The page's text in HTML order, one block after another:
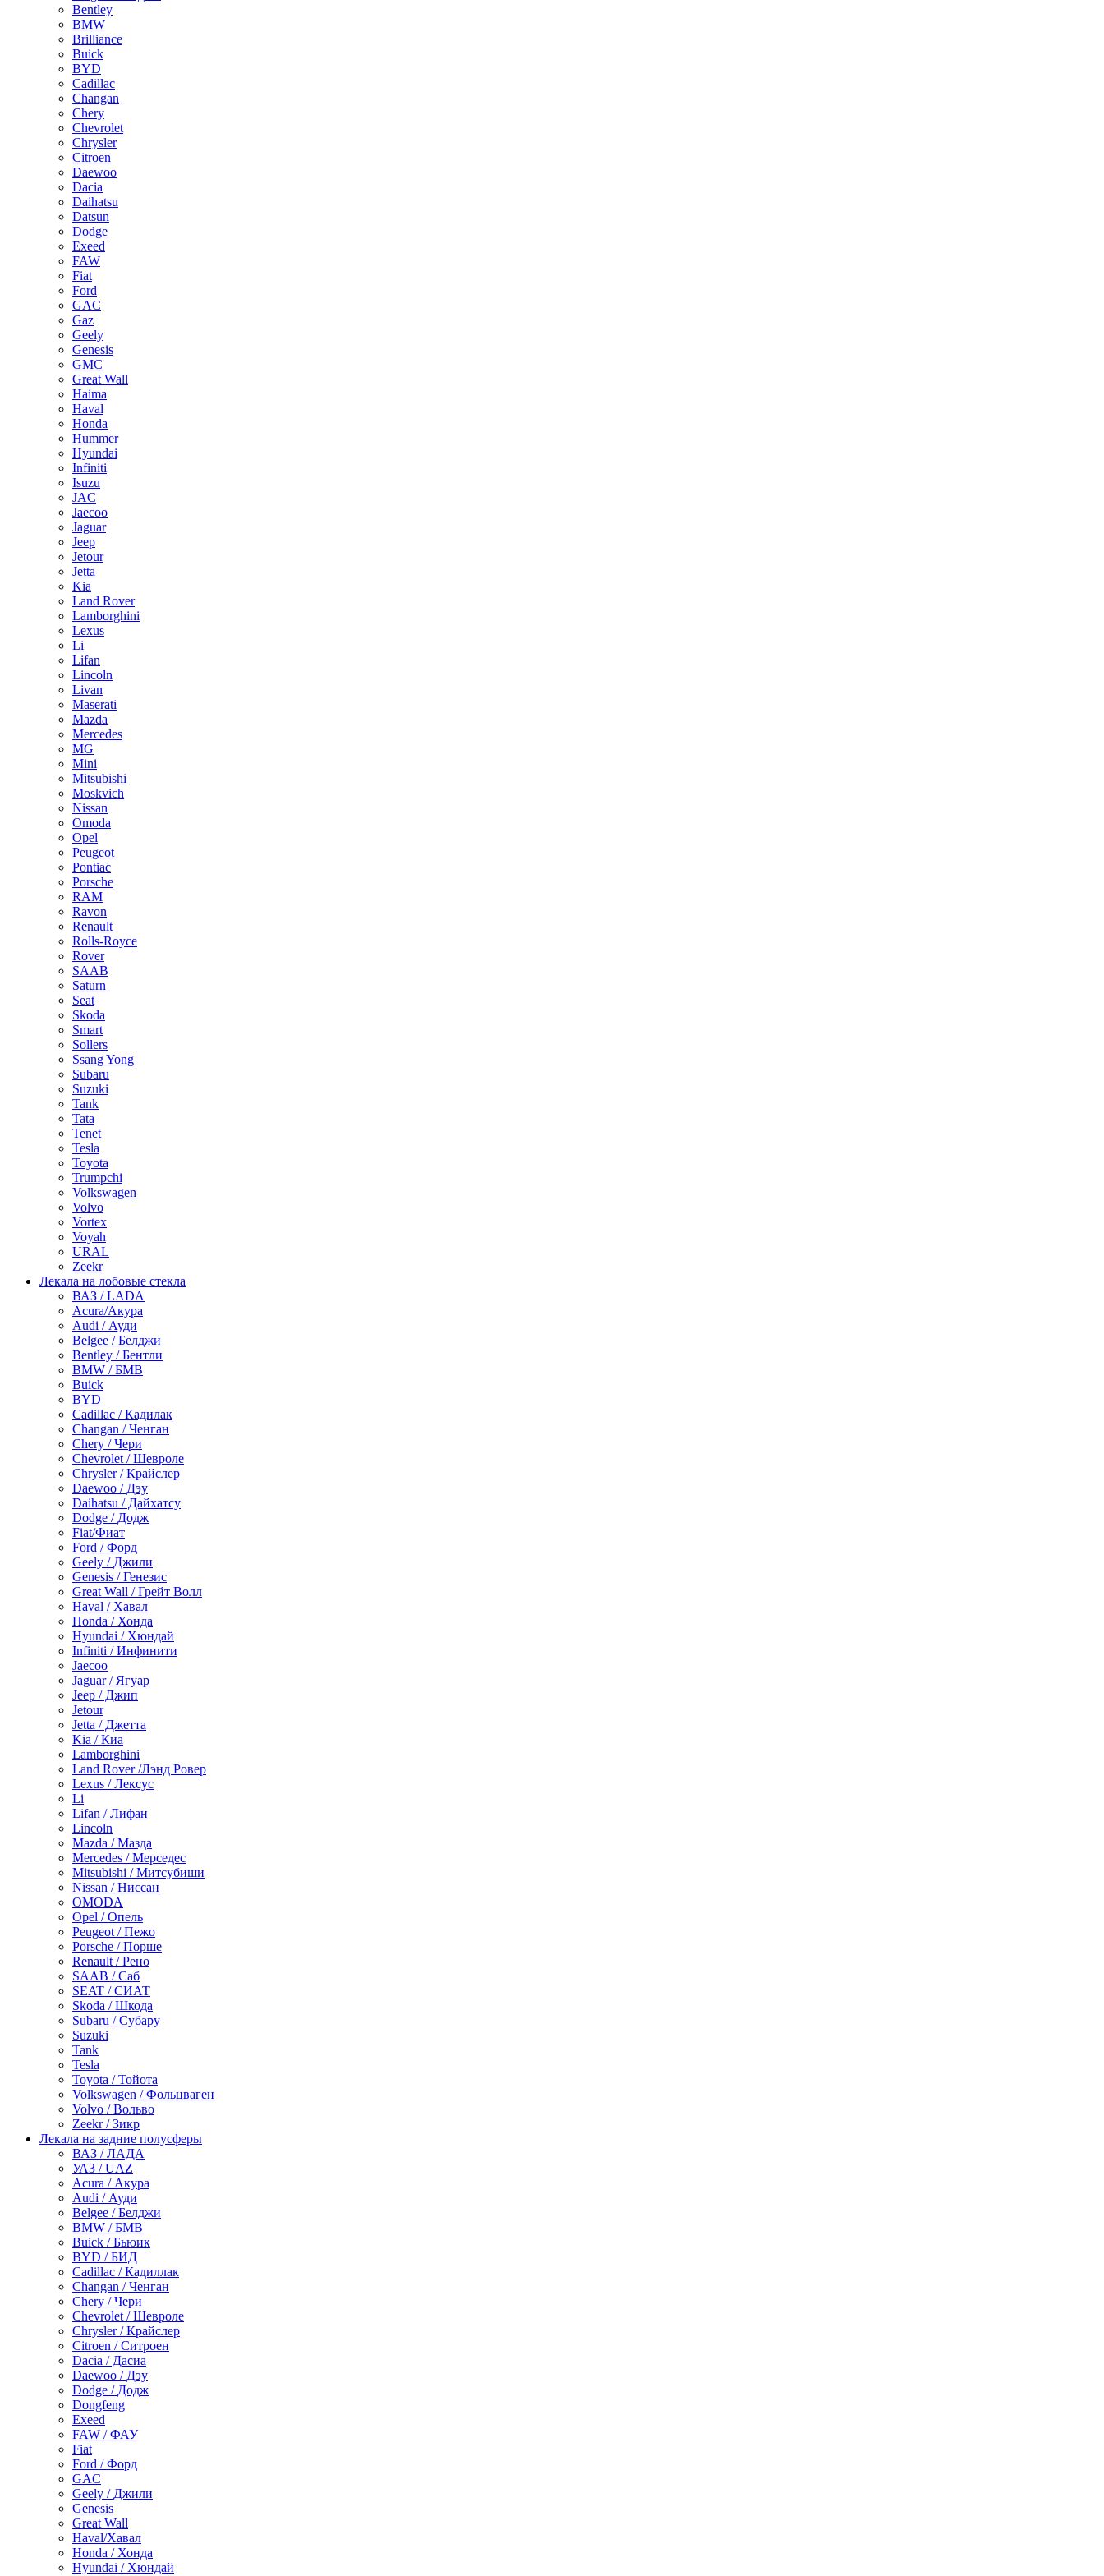
Bentley
BMW
Brilliance
Buick
BYD
Cadillac
Changan
Chery
Chevrolet
Chrysler
Citroen
Daewoo
Dacia
Daihatsu
Datsun
Dodge
Exeed
FAW
Fiat
Ford
GAC
Gaz
Geely
Genesis
GMC
Great Wall
Haima
Haval
Honda
Hummer
Hyundai
Infiniti
Isuzu
JAC
Jaecoo
Jaguar
Jeep
Jetour
Jetta
Kia
Land Rover
Lamborghini
Lexus
Li
Lifan
Lincoln
Livan
Maserati
Mazda
Mercedes
MG
Mini
Mitsubishi
Moskvich
Nissan
Omoda
Opel
Peugeot
Pontiac
Porsche
RAM
Ravon
Renault
Rolls-Royce
Rover
SAAB
Saturn
Seat
Skoda
Smart
Sollers
Ssang Yong
Subaru
Suzuki
Tank
Tata
Tenet
Tesla
Toyota
Trumpchi
Volkswagen
Volvo
Vortex
Voyah
URAL
Zeekr
Лекала на лобовые стекла
ВАЗ / LADA
Acura/Акура
Audi / Ауди
Belgee / Белджи
Bentley / Бентли
BMW / БМВ
Buick
BYD
Cadillac / Кадилак
Changan / Ченган
Chery / Чери
Chevrolet / Шевроле
Chrysler / Крайслер
Daewoo / Дэу
Daihatsu / Дайхатсу
Dodge / Додж
Fiat/Фиат
Ford / Форд
Geely / Джили
Genesis / Генезис
Great Wall / Грейт Волл
Haval / Хавал
Honda / Хонда
Hyundai / Хюндай
Infiniti / Инфинити
Jaecoo
Jaguar / Ягуар
Jeep / Джип
Jetour
Jetta / Джетта
Kia / Киа
Lamborghini
Land Rover /Лэнд Ровер
Lexus / Лексус
Li
Lifan / Лифан
Lincoln
Mazda / Мазда
Mercedes / Мерседес
Mitsubishi / Митсубиши
Nissan / Ниссан
OMODA
Opel / Опель
Peugeot / Пежо
Porsche / Порше
Renault / Рено
SAAB / Саб
SEAT / СИАТ
Skoda / Шкода
Subaru / Субару
Suzuki
Tank
Tesla
Toyota / Тойота
Volkswagen / Фольцваген
Volvo / Вольво
Zeekr / Зикр
Лекала на задние полусферы
ВАЗ / ЛАДА
УАЗ / UAZ
Acura / Акура
Audi / Ауди
Belgee / Белджи
BMW / БМВ
Buick / Бьюик
BYD / БИД
Cadillac / Кадиллак
Changan / Ченган
Chery / Чери
Chevrolet / Шевроле
Chrysler / Крайслер
Citroen / Ситроен
Dacia / Дасиа
Daewoo / Дэу
Dodge / Додж
Dongfeng
Exeed
FAW / ФАУ
Fiat
Ford / Форд
GAC
Geely / Джили
Genesis
Great Wall
Haval/Хавал
Honda / Хонда
Hyundai / Хюндай